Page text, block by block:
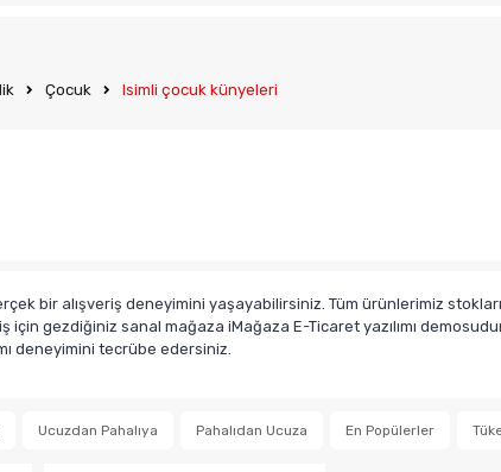
Çocuk Isimli çocuk künyeleri
bir alışveriş deneyimini yaşayabilirsiniz. Tüm ürünlerimiz
için gezdiğiniz sanal mağaza iMağaza E-Ticaret yazılımı
deneyimini tecrübe edersiniz.
Ucuzdan Pahalıya Pahalıdan Ucuza En Popülerler